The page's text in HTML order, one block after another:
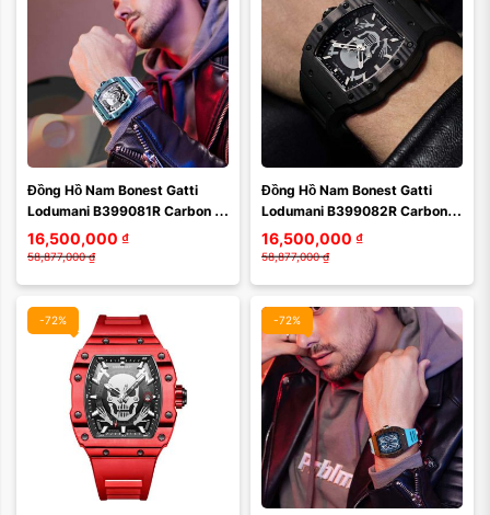
Đồng Hồ Nam Bonest Gatti
Lodumani B399081R Carbon
Màu Xanh Trắng
16,500,000 ₫
58,877,000 ₫
Đồng Hồ Nam Bonest Gatti
Lodumani B399082R Carbon
Màu Đen
16,500,000 ₫
58,877,000 ₫
-72%
Màu mặt:
Xóa
-72%
Màu mặt:
Xóa
Màu mặt: Màu mặt: